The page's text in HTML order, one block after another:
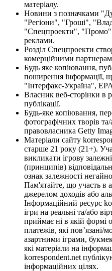
матеріалу.
Новини з позначками
"Регіони", "Гроші",
"Спецпроекти", "Промо"
реклами.
Розділ Спецпроекти
комерційними
Будь яке копіювання,
поширення інформації,
"Інтерфакс-Україна",
Власник веб-сторінки в
публікації.
Будь-яке копіювання,
фотографічних творів та/
правовласника Getty
Матеріали сайту
старше 21 року (21+).
викликати ігрову
(принципів)
ознак залежності
Пам'ятайте, що участь в
джерелом доходів або
Інформаційний ресурс
ігри на реальні та/або
приймає ні в якій формі
платежів, які пов’язані/
азартними іграми,
які матеріали на
korrespondent.net
інформаційних цілях.